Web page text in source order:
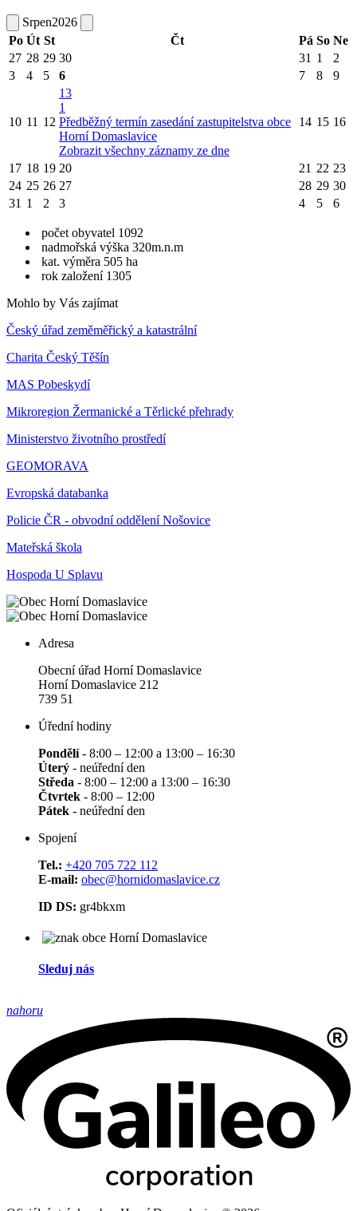
Srpen2026
Po Út St Čt Pá So Ne
27 28 29 30 31 1
2
3
4 5 6 7 8 9
10 11 12
13
1
Předběžný termín zasedání zastupitelstva obce
Horní Domaslavice
Zobrazit všechny záznamy ze dne
14 15 16
17 18 19 20 21 22 23
24 25 26 27 28 29 30
31 1 2 3 4 5 6
počet obyvatel 1092
nadmořská výška 320m.n.m
kat. výměra 505 ha
rok založení 1305
Mohlo by Vás zajímat
Český úřad zeměměřický a katastrální
Charita Český Těšín
MAS Pobeskydí
Mikroregion Žermanické a Těrlické přehrady
Ministerstvo životního prostředí
GEOMORAVA
Evropská databanka
Policie ČR - obvodní oddělení Nošovice
Mateřská škola
Hospoda U Splavu
Adresa
Obecní úřad Horní Domaslavice
Horní Domaslavice 212
739 51
Úřední hodiny
Pondělí- 8:00 – 12:00 a 13:00 – 16:30
Úterý - neúřední den
Středa - 8:00 – 12:00 a 13:00 – 16:30
Čtvrtek - 8:00 – 12:00
Pátek - neúřední den
Spojení
Tel.: +420 705 722 112
E-mail: obec@hornidomaslavice.cz
ID DS: gr4bkxm
Sleduj nás
nahoru